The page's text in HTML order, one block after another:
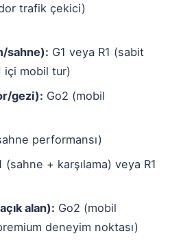
trafik çekici)
sahne): G1 veya R1 (sabit
içi mobil tur)
gezi): Go2 (mobil
performansı)
(sahne + karşılama) veya R1
alan): Go2 (mobil
deneyim noktası)